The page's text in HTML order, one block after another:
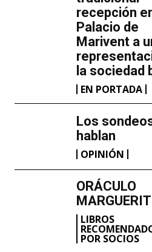
recepción
Palacio de
Marivent​ a
la sociedad
EN PORTADA
Los
hablan
OPINIÓN
ORÁCULO
LIBROS
POR SOCIOS